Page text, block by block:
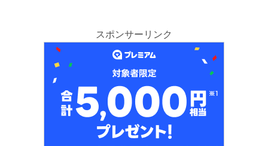
スポンサーリンク